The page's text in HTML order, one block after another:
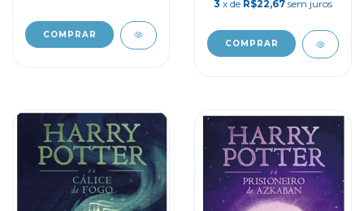
3 x de R$22,67 sem juros